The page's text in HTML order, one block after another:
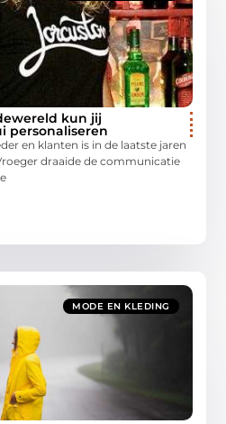
kun jij
personaliseren
en klanten is in de laatste jaren
draaide de communicatie
MODE EN KLEDING